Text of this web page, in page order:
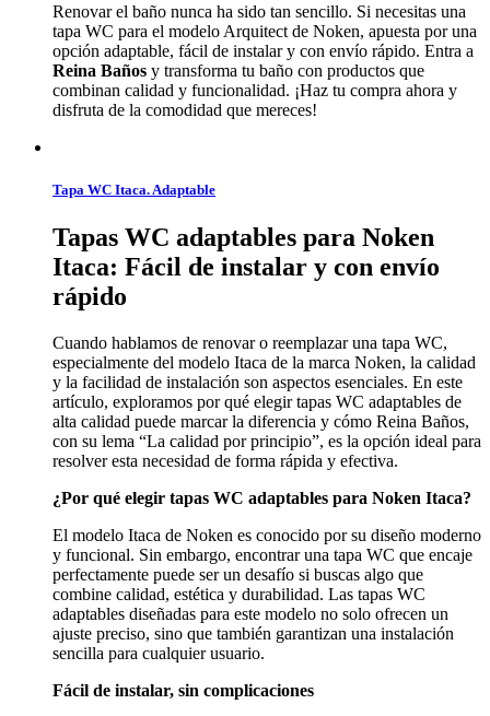
Renovar el baño nunca ha sido tan sencillo. Si necesitas una
tapa WC para el modelo Arquitect de Noken, apuesta por una
opción adaptable, fácil de instalar y con envío rápido. Entra a
Reina Baños y transforma tu baño con productos que
combinan calidad y funcionalidad. ¡Haz tu compra ahora y
disfruta de la comodidad que mereces!
Tapa WC Itaca. Adaptable
Tapas WC adaptables para Noken
Itaca: Fácil de instalar y con envío
rápido
Cuando hablamos de renovar o reemplazar una tapa WC,
especialmente del modelo Itaca de la marca Noken, la calidad
y la facilidad de instalación son aspectos esenciales. En este
artículo, exploramos por qué elegir tapas WC adaptables de
alta calidad puede marcar la diferencia y cómo Reina Baños,
con su lema “La calidad por principio”, es la opción ideal para
resolver esta necesidad de forma rápida y efectiva.
¿Por qué elegir tapas WC adaptables para Noken Itaca?
El modelo Itaca de Noken es conocido por su diseño moderno
y funcional. Sin embargo, encontrar una tapa WC que encaje
perfectamente puede ser un desafío si buscas algo que
combine calidad, estética y durabilidad. Las tapas WC
adaptables diseñadas para este modelo no solo ofrecen un
ajuste preciso, sino que también garantizan una instalación
sencilla para cualquier usuario.
Fácil de instalar, sin complicaciones